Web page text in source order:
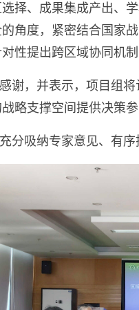
择、成果集成产出、
角度，紧密结合国家
性提出跨区域协同机制
谢，并表示，项目组
略支撑空间提供决策
分吸纳专家意见、有序